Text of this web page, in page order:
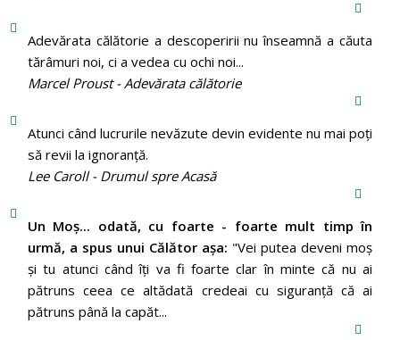
Adevărata călătorie a descoperirii nu înseamnă a căuta
tărâmuri noi, ci a vedea cu ochi noi...
Marcel Proust - Adevărata călătorie
Atunci când lucrurile nevăzute devin evidente nu mai poți
să revii la ignoranță.
Lee Caroll - Drumul spre Acasă
Un Moş... odată, cu foarte - foarte mult timp în
urmă, a spus unui Călător aşa: "Vei putea deveni moş
şi tu atunci când îţi va fi foarte clar în minte că nu ai
pătruns ceea ce altădată credeai cu siguranţă că ai
pătruns până la capăt...